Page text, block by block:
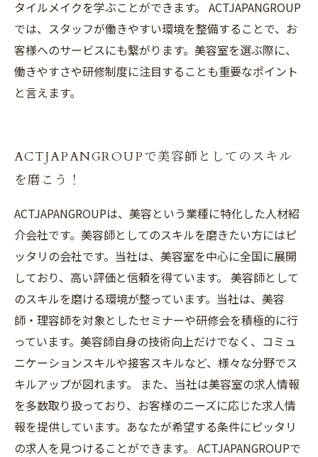
タイルメイクを学ぶことができます。 ACTJAPANGROUP
では、スタッフが働きやすい環境を整備することで、お
客様へのサービスにも繋がります。美容室を選ぶ際に、
働きやすさや研修制度に注目することも重要なポイント
と言えます。
ACTJAPANGROUPで美容師としてのスキル
を磨こう！
ACTJAPANGROUPは、美容という業種に特化した人材紹
介会社です。美容師としてのスキルを磨きたい方にはピ
ッタリの会社です。当社は、美容室を中心に全国に展開
しており、高い評価と信頼を得ています。 美容師として
のスキルを磨ける環境が整っています。当社は、美容
師・理容師を対象としたセミナーや研修会を積極的に行
っています。美容師自身の技術向上だけでなく、コミュ
ニケーションスキルや接客スキルなど、様々な分野でス
キルアップが図れます。 また、当社は美容室の求人情報
を多数取り扱っており、お客様のニーズに応じた求人情
報を提供しています。あなたが希望する条件にピッタリ
の求人を見つけることができます。 ACTJAPANGROUPで